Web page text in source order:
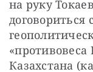
на руку
«противовеса
Казахстана